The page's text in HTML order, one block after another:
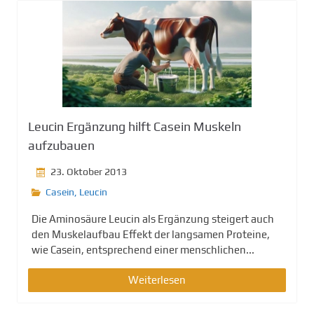
Leucin Ergänzung hilft Casein Muskeln
aufzubauen
23. Oktober 2013
Casein, Leucin
Die Aminosäure Leucin als Ergänzung steigert auch
den Muskelaufbau Effekt der langsamen Proteine,
wie Casein, entsprechend einer menschlichen...
Weiterlesen